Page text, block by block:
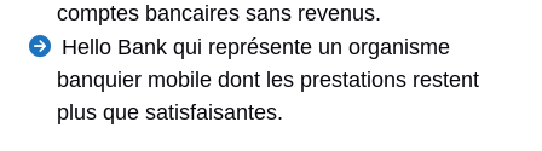
comptes bancaires sans revenus.
Hello Bank qui représente un organisme
banquier mobile dont les prestations restent
plus que satisfaisantes.